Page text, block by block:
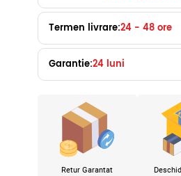
Termen livrare:24 - 48 ore
Garantie:24 luni
Retur Garantat